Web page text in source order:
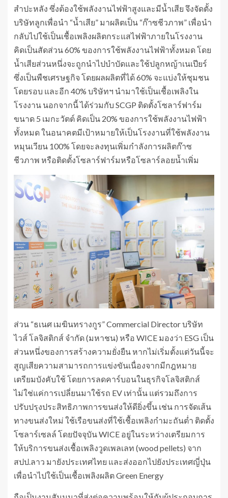
สำปะหลัง ซึ่งต้องใช้พลังงานไฟฟ้าสูงและมีน้ำเสีย จึงจัดตั้ง
บริษัทลูกเพื่อนำ “น้ำเสีย” มาผลิตเป็น “ก๊าซชีวภาพ” เพื่อนำ
กลับไปใช้เป็นเชื้อเพลิงผลิตกระแสไฟฟ้าภายในโรงงาน
คิดเป็นสัดส่วน 60% ของการใช้พลังงานไฟฟ้าทั้งหมด โดย
น้ำเสียส่วนหนึ่งจะถูกนำไปบำบัดและใช้ปลูกหญ้าเนเปียร์
ซึ่งเป็นพืชเศรษฐกิจ โดยผลผลิตที่ได้ 60% จะแบ่งให้ชุมชน
โดยรอบ และอีก 40% บริษัทฯ นำมาใช้เป็นเชื้อเพลิงใน
โรงงาน นอกจากนี้ ได้ร่วมกับ SCGP ติดตั้งโซลาร์ฟาร์ม
ขนาด 5 เมกะวัตต์ คิดเป็น 20% ของการใช้พลังงานไฟฟ้า
ทั้งหมด ในอนาคตมีเป้าหมายให้เป็นโรงงานที่ใช้พลังงาน
หมุนเวียน 100% โดยจะลงทุนเพิ่มกำลังการผลิตก๊าซ
ชีวภาพ หรือติดตั้งโซลาร์ฟาร์มหรือโซลาร์ลอยน้ำเพิ่ม
ส่วน “ธเนศ เมฆินทรางกูร” Commercial Director บริษัท
ไวส์ โลจิสติกส์ จำกัด (มหาชน) หรือ WICE มองว่า ESG เป็น
ส่วนหนึ่งของการสร้างความยั่งยืน หากไม่เริ่มตั้งแต่วันนี้จะ
สูญเสียความสามารถการแข่งขันเนื่องจากมีกฎหมาย
เตรียมบังคับใช้ โดยการลดคาร์บอนในธุรกิจโลจิสติกส์
ไม่ใช่แค่การเปลี่ยนมาใช้รถ EV เท่านั้น แต่รวมถึงการ
ปรับปรุงประสิทธิภาพการขนส่งให้ดียิ่งขึ้น เช่น การจัดเส้น
ทางขนส่งใหม่ ใช้เรือขนส่งที่ใช้เชื้อเพลิงกำมะถันต่ำ ติดตั้ง
โซลาร์เซลล์ โดยปัจจุบัน WICE อยู่ในระหว่างเตรียมการ
ให้บริการขนส่งเชื้อเพลิงวูดเพลเลท (wood pellets) จาก
สปป.ลาว มายังประเทศไทย และส่งออกไปยังประเทศญี่ปุ่น
เพื่อนำไปใช้เป็นเชื้อเพลิงผลิต Green Energy